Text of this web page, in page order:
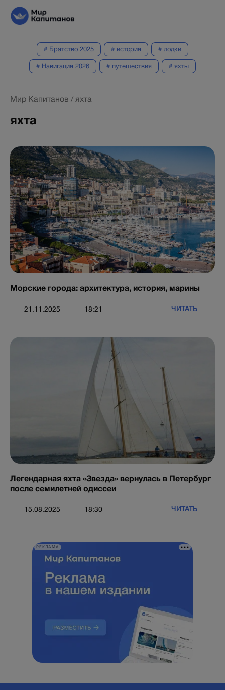
# Братство 2025 # история # лодки
# Навигация 2026 # путешествия # яхты
Мир Капитанов / яхта
яхта
Морские города: архитектура, история, марины
21.11.2025 18:21 ЧИТАТЬ
Легендарная яхта «Звезда» вернулась в Петербург
после семилетней одиссеи
15.08.2025 18:30 ЧИТАТЬ
РЕКЛАМА